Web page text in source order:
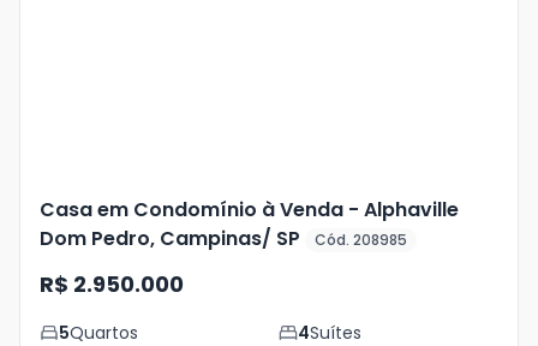
Casa em Condomínio à Venda - Alphaville
Dom Pedro, Campinas/ SP
Cód. 208985
R$ 2.950.000
5Quartos 4Suítes